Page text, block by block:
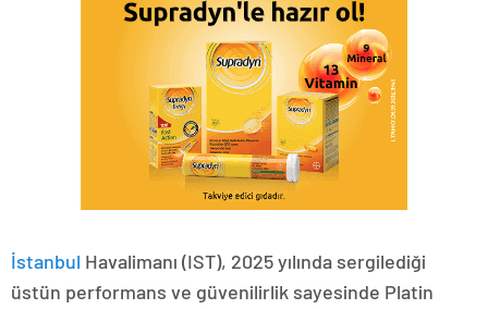
İstanbul Havalimanı (IST), 2025 yılında sergilediği
üstün performans ve güvenilirlik sayesinde Platin